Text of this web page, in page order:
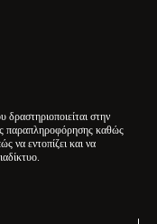
στην
παραπληροφόρησης καθώς
να εντοπίζει και να